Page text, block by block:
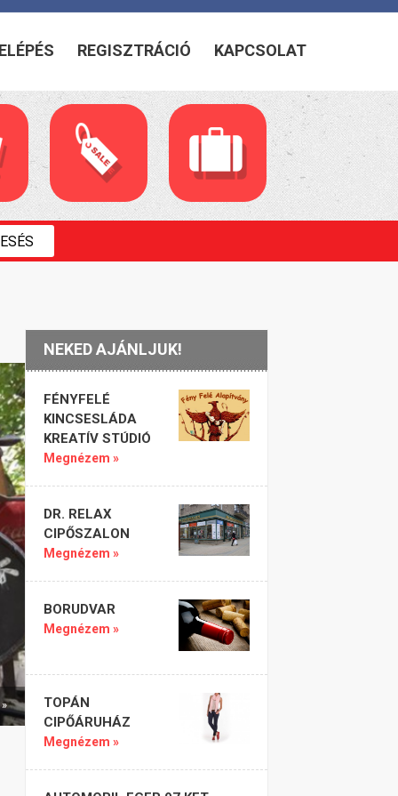
REGISZTRÁCIÓ KAPCSOLAT
NEKED AJÁNLJUK!
FÉNYFELÉ
KINCSESLÁDA
KREATÍV STÚDIÓ
Megnézem »
DR. RELAX
CIPŐSZALON
Megnézem »
BORUDVAR
Megnézem »
TOPÁN
CIPŐÁRUHÁZ
Megnézem »